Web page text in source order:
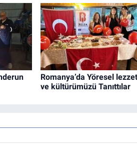
Romanya’da Yöresel
ve kültürümüzü Tanıttılar